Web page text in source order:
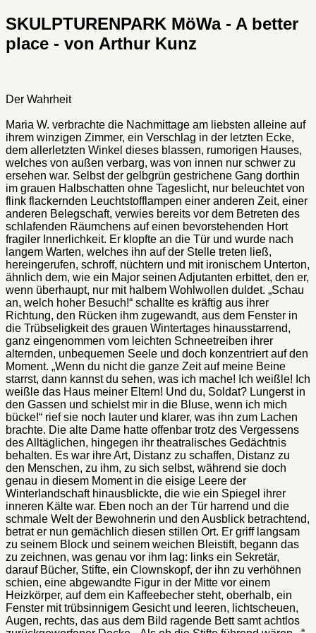
SKULPTURENPARK MöWa - A better
place - von Arthur Kunz
Der Wahrheit
Maria W. verbrachte die Nachmittage am liebsten alleine auf
ihrem winzigen Zimmer, ein Verschlag in der letzten Ecke,
dem allerletzten Winkel dieses blassen, rumorigen Hauses,
welches von außen verbarg, was von innen nur schwer zu
ersehen war. Selbst der gelbgrün gestrichene Gang dorthin
im grauen Halbschatten ohne Tageslicht, nur beleuchtet von
flink flackernden Leuchtstofflampen einer anderen Zeit, einer
anderen Belegschaft, verwies bereits vor dem Betreten des
schlafenden Räumchens auf einen bevorstehenden Hort
fragiler Innerlichkeit. Er klopfte an die Tür und wurde nach
langem Warten, welches ihn auf der Stelle treten ließ,
hereingerufen, schroff, nüchtern und mit ironischem Unterton,
ähnlich dem, wie ein Major seinen Adjutanten erbittet, den er,
wenn überhaupt, nur mit halbem Wohlwollen duldet. „Schau
an, welch hoher Besuch!“ schallte es kräftig aus ihrer
Richtung, den Rücken ihm zugewandt, aus dem Fenster in
die Trübseligkeit des grauen Wintertages hinausstarrend,
ganz eingenommen vom leichten Schneetreiben ihrer
alternden, unbequemen Seele und doch konzentriert auf den
Moment. „Wenn du nicht die ganze Zeit auf meine Beine
starrst, dann kannst du sehen, was ich mache! Ich weißle! Ich
weißle das Haus meiner Eltern! Und du, Soldat? Lungerst in
den Gassen und schielst mir in die Bluse, wenn ich mich
bücke!“ rief sie noch lauter und klarer, was ihn zum Lachen
brachte. Die alte Dame hatte offenbar trotz des Vergessens
des Alltäglichen, hingegen ihr theatralisches Gedächtnis
behalten. Es war ihre Art, Distanz zu schaffen, Distanz zu
den Menschen, zu ihm, zu sich selbst, während sie doch
genau in diesem Moment in die eisige Leere der
Winterlandschaft hinausblickte, die wie ein Spiegel ihrer
inneren Kälte war. Eben noch an der Tür harrend und die
schmale Welt der Bewohnerin und den Ausblick betrachtend,
betrat er nun gemächlich diesen stillen Ort. Er griff langsam
zu seinem Block und seinem weichen Bleistift, begann das
zu zeichnen, was genau vor ihm lag: links ein Sekretär,
darauf Bücher, Stifte, ein Clownskopf, der ihn zu verhöhnen
schien, eine abgewandte Figur in der Mitte vor einem
Heizkörper, auf dem ein Kaffeebecher steht, oberhalb, ein
Fenster mit trübsinnigem Gesicht und leeren, lichtscheuen,
Augen, rechts, das aus dem Bild ragende Bett samt achtlos